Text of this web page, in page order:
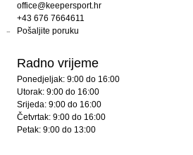
office@keepersport.hr
+43 676 7664611
Pošaljite poruku
Radno vrijeme
Ponedjeljak: 9:00 do 16:00
Utorak: 9:00 do 16:00
Srijeda: 9:00 do 16:00
Četvrtak: 9:00 do 16:00
Petak: 9:00 do 13:00